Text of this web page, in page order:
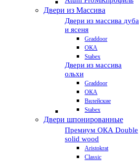
Двери из Массива
Двери из массива дуба
и ясеня
Graddoor
ОКА
Stabex
Двери из массива
ольхи
Graddoor
ОКА
Вилейские
Stabex
Двери шпонированные
Премиум ОКА Double
solid wood
Aristokrat
Classic